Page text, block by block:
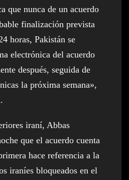
que nunca de un acuerdo
finalización prevista
horas, Pakistán se
electrónica del acuerdo
después, seguida de
la próxima semana»,
iraní, Abbas
que el acuerdo cuenta
hace referencia a la
iraníes bloqueados en el